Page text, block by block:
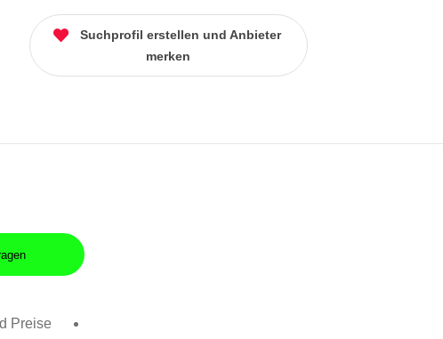
Suchprofil erstellen und Anbieter
merken
Preise